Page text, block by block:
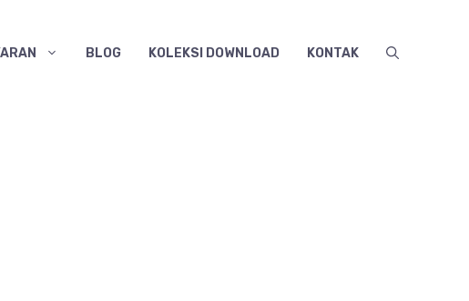
BLOG KOLEKSI DOWNLOAD KONTAK